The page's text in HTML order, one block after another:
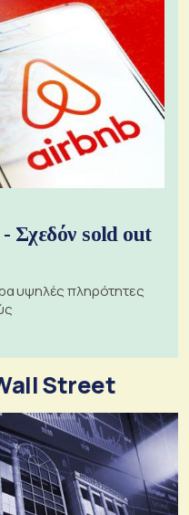
Σχεδόν sold out
υψηλές πληρότητες
Street